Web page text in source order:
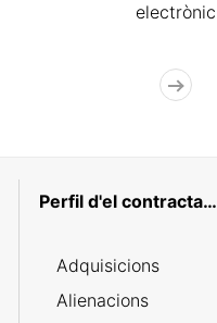
electrònic
Perfil d'el contractant
Adquisicions
Alienacions